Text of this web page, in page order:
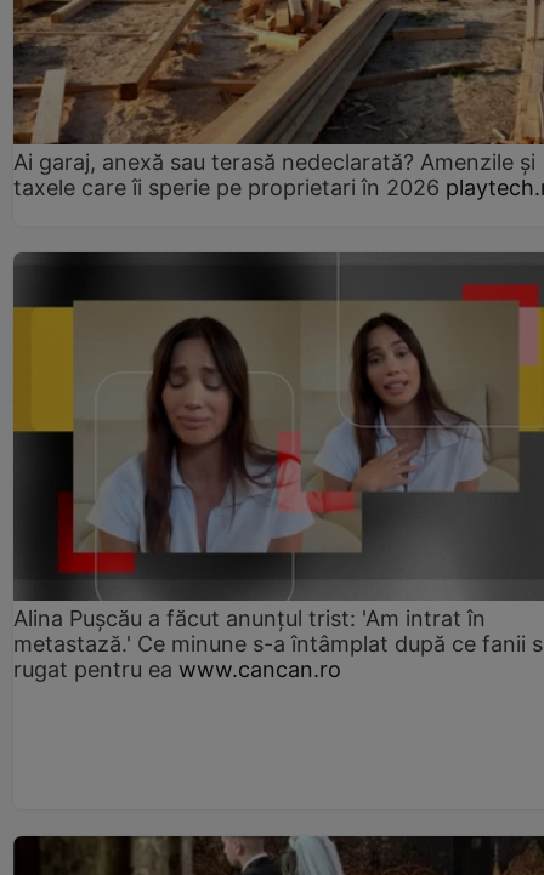
Ai garaj, anexă sau terasă nedeclarată? Amenzile și
taxele care îi sperie pe proprietari în 2026
Alina Pușcău a făcut anunțul trist: 'Am intrat în
metastază.' Ce minune s-a întâmplat după ce fanii
rugat pentru ea www.cancan.ro